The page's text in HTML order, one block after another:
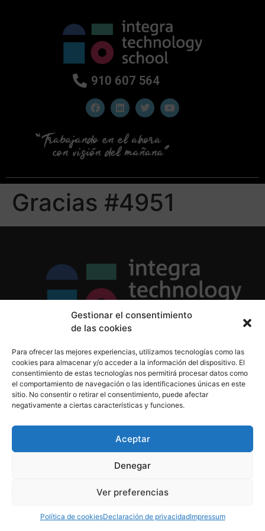
Gestionar el consentimiento
de las cookies
Para ofrecer las mejores experiencias, utilizamos tecnologías como las
cookies para almacenar y/o acceder a la información del dispositivo. El
consentimiento de estas tecnologías nos permitirá procesar datos como
el comportamiento de navegación o las identificaciones únicas en este
sitio. No consentir o retirar el consentimiento, puede afectar
negativamente a ciertas características y funciones.
Aceptar
Denegar
Ver preferencias
Política de cookiesDeclaración de privacidadImpressum
910 607 564
Gracias #4951
Política de Cookies
Aviso Legal
910 607 564
derechos reservados